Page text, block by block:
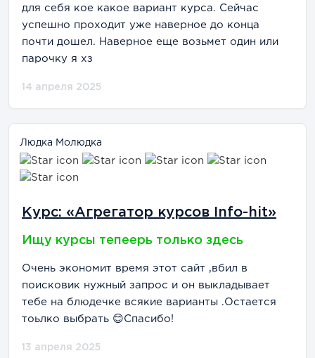
для себя кое какое вариант курса. Сейчас
успешно проходит уже наверное до конца
почти дошел. Наверное еще возьмет один или
парочку я хз
14 апреля 2025
Людка Молюдка
Курс: «Агрегатор курсов Info-hit»
Ищу курсы тепеерь только здесь
Очень экономит время этот сайт ,вбил в
поисковик нужный запрос и он выкладывает
тебе на блюдечке всякие варианты .Остается
тоьлко выбрать 😊Спасибо!
13 апреля 2025